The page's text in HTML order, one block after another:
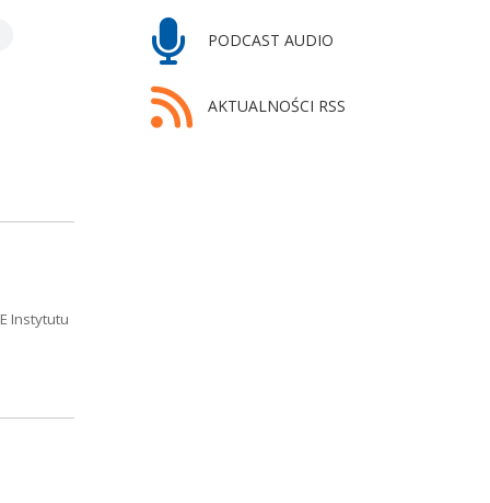
PODCAST AUDIO
AKTUALNOŚCI RSS
Instytutu